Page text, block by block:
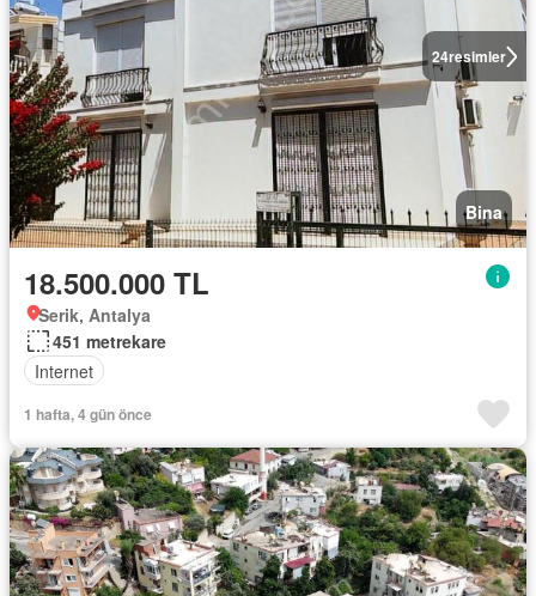
24resimler
Bina
18.500.000 TL
Serik, Antalya
451 metrekare
Internet
1 hafta, 4 gün önce